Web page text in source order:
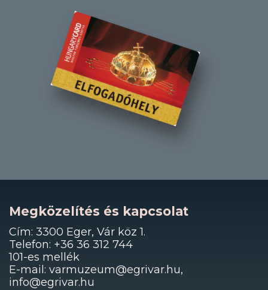
Megközelítés és kapcsolat
Cím: 3300 Eger, Vár köz 1.
Telefon: +36 36 312 744
101-es mellék
E-mail: varmuzeum@egrivar.hu,
info@egrivar.hu